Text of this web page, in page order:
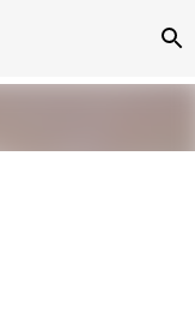
(Calvin